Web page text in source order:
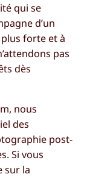
qui se
d’un
forte et à
pas
dès
nous
des
post-
Si vous
sur la